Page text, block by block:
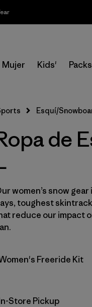
Mujer Kids'
Esquí/
de
women’s snow
toughest
reduce our impact
Freeride Kit
Store Pickup